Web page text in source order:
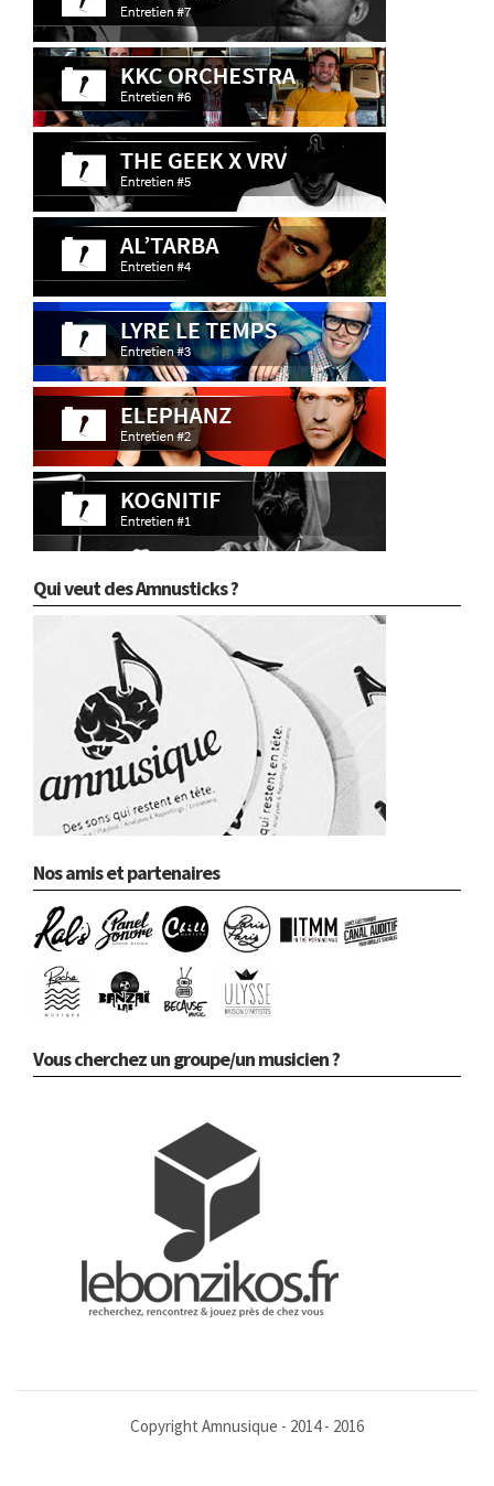
Qui veut des Amnusticks ?
Nos amis et partenaires
Vous cherchez un groupe/un musicien ?
Copyright Amnusique - 2014 - 2016